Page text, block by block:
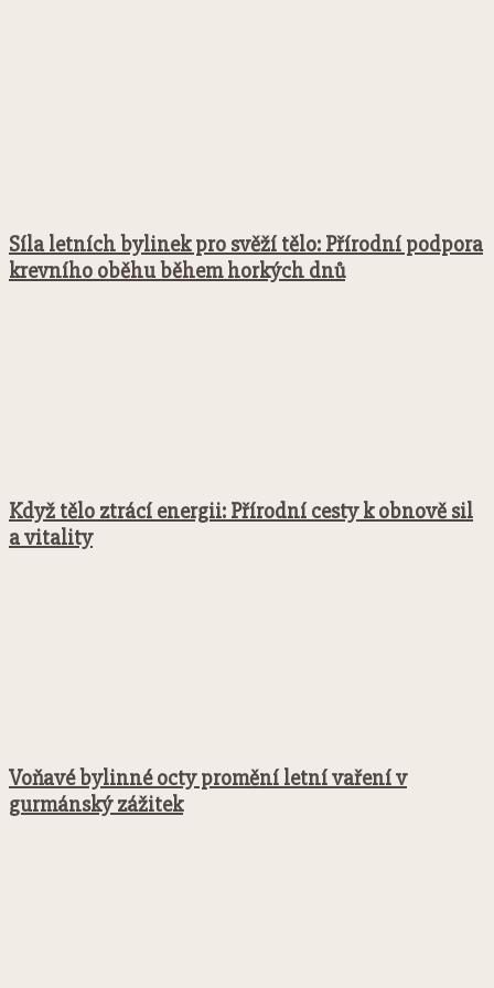
Síla letních bylinek pro svěží tělo: Přírodní podpora
krevního oběhu během horkých dnů
Když tělo ztrácí energii: Přírodní cesty k obnově sil
a vitality
Voňavé bylinné octy promění letní vaření v
gurmánský zážitek